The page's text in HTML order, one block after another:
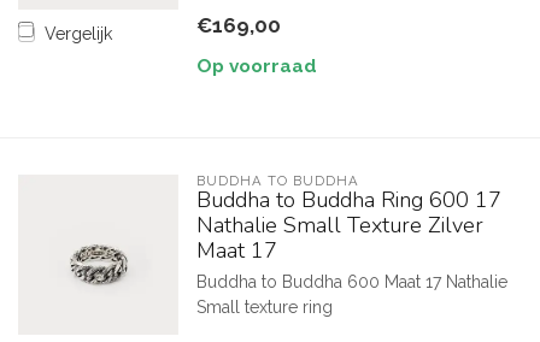
Vergelijk €169,00
Op voorraad
BUDDHA TO BUDDHA
Buddha to Buddha Ring 600 17
Nathalie Small Texture Zilver
Maat 17
Buddha to Buddha 600 Maat 17 Nathalie
Small texture ring